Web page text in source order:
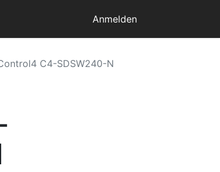
Anmelden
C4-SDSW240-N